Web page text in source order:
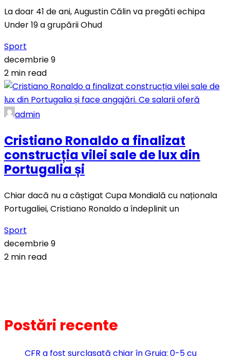
La doar 41 de ani, Augustin Călin va pregăti echipa
Under 19 a grupării Ohud
Sport
decembrie 9
2 min read
admin
Cristiano Ronaldo a finalizat
construcția vilei sale de lux din
Portugalia și
Chiar dacă nu a câștigat Cupa Mondială cu naționala
Portugaliei, Cristiano Ronaldo a îndeplinit un
Sport
decembrie 9
2 min read
Postări recente
CFR a fost surclasată chiar în Gruia: 0-5 cu